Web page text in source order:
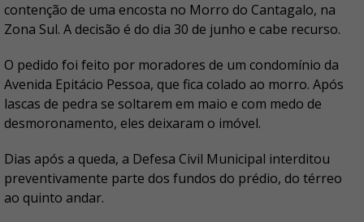
contenção de uma encosta no Morro do Cantagalo, na
Zona Sul. A decisão é do dia 30 de junho e cabe recurso.
O pedido foi feito por moradores de um condomínio da
Avenida Epitácio Pessoa, que fica colado ao morro. Após
lascas de pedra se soltarem em maio e com medo de
desmoronamento, eles deixaram o imóvel.
Dias após a queda, a Defesa Civil Municipal interditou
preventivamente parte dos fundos do prédio, do térreo
ao quinto andar.